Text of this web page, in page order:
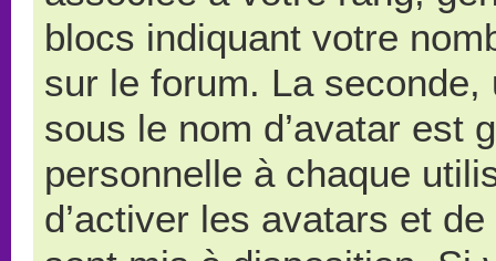
blocs indiquant votre
sur le forum. La
sous le nom d’avatar est
personnelle à chaque
d’activer les avatars et